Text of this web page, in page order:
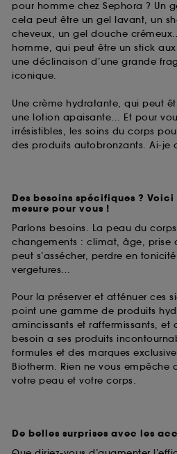
pour homme chez Sephora ? Un
cela peut être un gel lavant, un
cheveux, un gel douche
homme, qui peut être un stick
une déclinaison d’une grande
iconique.
Une crème hydratante, qui peut
une lotion apaisante… Et pour
irrésistibles, les soins du corps
des produits autobronzants. Ai-je
Des besoins spécifiques ?
mesure pour vous !
Parlons besoins. La peau du
changements : climat, âge, prise
peut s’assécher, perdre en
vergetures…
Pour la préserver et atténuer ces
point une gamme de produits
amincissants et raffermissants, et
besoin a ses produits
formules et des marques
Biotherm. Rien ne vous empêche
votre peau et votre corps.
De belles surprises avec les
permettant l’affichage et/ou
certaines fonctionnalités du
cookies d’authentification
vous faire bénéficier de
prolongée vous permettant
compte lors de votre
passe.
A l'exception des cookies
de ces cookies grâce au
choix" ci-dessous ou décider
navigation collectées par ces
finalités acceptées, avec les
collectées ou générées lors de
ou en magasin. Pour refuser
moment choisir de retirer votrte
souhaitez obtenir plus
utilisés, cliquezici.